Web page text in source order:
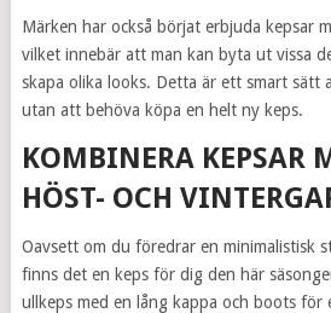
Märken har också börjat erbjuda kepsar
vilket innebär att man kan byta ut vissa
skapa olika looks. Detta är ett smart sätt
utan att behöva köpa en helt ny keps.
KOMBINERA KEPSAR
HÖST- OCH
Oavsett om du föredrar en minimalistisk
finns det en keps för dig den här
ullkeps med en lång kappa och boots för